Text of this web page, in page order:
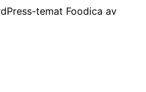
temat Foodica av